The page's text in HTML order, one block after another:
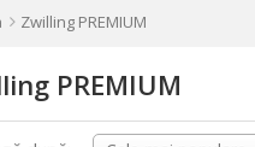
Zwilling PREMIUM
PREMIUM